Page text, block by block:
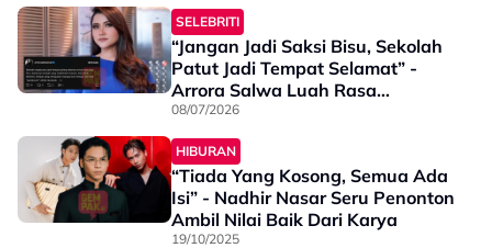
SELEBRITI
“Jangan Jadi Saksi Bisu, Sekolah
Patut Jadi Tempat Selamat” -
Arrora Salwa Luah Rasa
Bimbang, Mohon Jangan Ambil
Mudah Isu Mangsa Buli
08/07/2026
HIBURAN
“Tiada Yang Kosong, Semua Ada
Isi” - Nadhir Nasar Seru Penonton
Ambil Nilai Baik Dari Karya
19/10/2025